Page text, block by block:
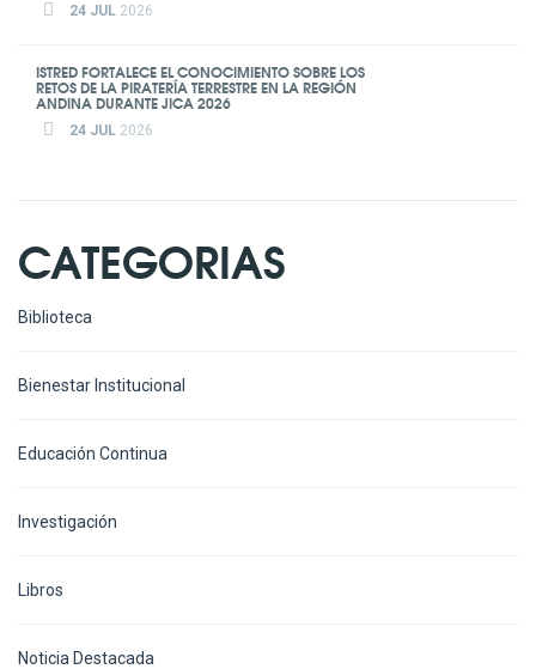
24 JUL 2026
ISTRED FORTALECE EL CONOCIMIENTO SOBRE LOS
RETOS DE LA PIRATERÍA TERRESTRE EN LA REGIÓN
ANDINA DURANTE JICA 2026
24 JUL 2026
CATEGORIAS
Biblioteca
Bienestar Institucional
Educación Continua
Investigación
Libros
Noticia Destacada